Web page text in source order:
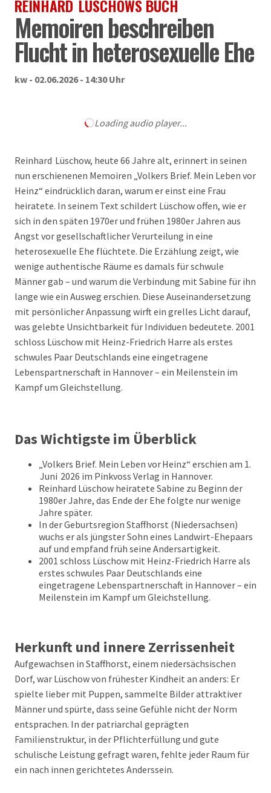
REINHARD LÜSCHOWS BUCH
Memoiren beschreiben
Flucht in heterosexuelle Ehe
kw - 02.06.2026 - 14:30 Uhr
Loading audio player...
Reinhard Lüschow, heute 66 Jahre alt, erinnert in seinen
nun erschienenen Memoiren „Volkers Brief. Mein Leben vor
Heinz“ eindrücklich daran, warum er einst eine Frau
heiratete. In seinem Text schildert Lüschow offen, wie er
sich in den späten 1970er und frühen 1980er Jahren aus
Angst vor gesellschaftlicher Verurteilung in eine
heterosexuelle Ehe flüchtete. Die Erzählung zeigt, wie
wenige authentische Räume es damals für schwule
Männer gab – und warum die Verbindung mit Sabine für ihn
lange wie ein Ausweg erschien. Diese Auseinandersetzung
mit persönlicher Anpassung wirft ein grelles Licht darauf,
was gelebte Unsichtbarkeit für Individuen bedeutete. 2001
schloss Lüschow mit Heinz-Friedrich Harre als erstes
schwules Paar Deutschlands eine eingetragene
Lebenspartnerschaft in Hannover – ein Meilenstein im
Kampf um Gleichstellung.
Das Wichtigste im Überblick
„Volkers Brief. Mein Leben vor Heinz“ erschien am 1.
Juni 2026 im Pinkvoss Verlag in Hannover.
Reinhard Lüschow heiratete Sabine zu Beginn der
1980er Jahre, das Ende der Ehe folgte nur wenige
Jahre später.
In der Geburtsregion Staffhorst (Niedersachsen)
wuchs er als jüngster Sohn eines Landwirt-Ehepaars
auf und empfand früh seine Andersartigkeit.
2001 schloss Lüschow mit Heinz-Friedrich Harre als
erstes schwules Paar Deutschlands eine
eingetragene Lebenspartnerschaft in Hannover – ein
Meilenstein im Kampf um Gleichstellung.
Herkunft und innere Zerrissenheit
Aufgewachsen in Staffhorst, einem niedersächsischen
Dorf, war Lüschow von frühester Kindheit an anders: Er
spielte lieber mit Puppen, sammelte Bilder attraktiver
Männer und spürte, dass seine Gefühle nicht der Norm
entsprachen. In der patriarchal geprägten
Familienstruktur, in der Pflichterfüllung und gute
schulische Leistung gefragt waren, fehlte jeder Raum für
ein nach innen gerichtetes Anderssein.